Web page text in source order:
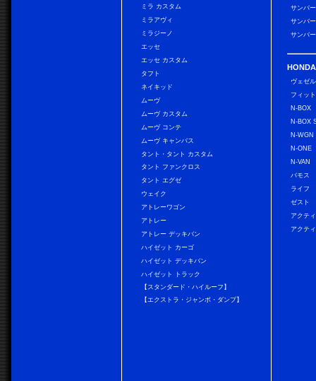
ミラ カスタム
ミラアヴィ
ミラジーノ
エッセ
エッセ カスタム
タフト
ネイキッド
ムーヴ
ムーヴ カスタム
ムーヴ コンテ
ムーヴ キャンバス
タント・タント カスタム
タント ファンクロス
タント エグゼ
ウェイク
アトレーワゴン
アトレー
アトレー デッキバン
ハイゼット カーゴ
ハイゼット デッキバン
ハイゼット トラック
【スタンダード・ハイルーフ】
【エクストラ・ジャンボ・ダンプ】
サンバ
サンバ
サンバ
HONDA
ヴェゼル
フィット
N-BOX
N-BOX
N-WGN
N-ONE
N-VAN
バモス
ライフ
ゼスト
アクテ
アクテ